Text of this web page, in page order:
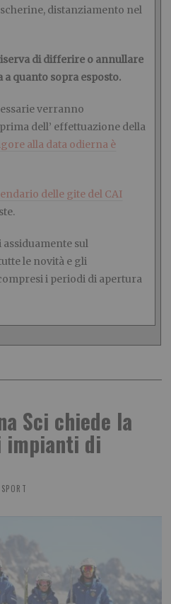
distanziamento nel
di differire o annullare
quanto sopra esposto.
verranno
dell’ effettuazione della
alla data odierna è
delle gite del CAI
sul
le novità e gli
i periodi di apertura
Sci chiede la
di
SPORT